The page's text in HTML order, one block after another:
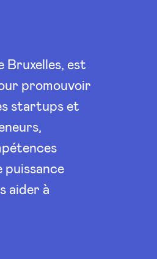
Bruxelles, est
promouvoir
startups et
puissance
aider à